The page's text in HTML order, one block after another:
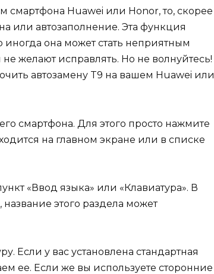
смартфона Huawei или Honor, то, скорее
или автозаполнение. Эта функция
иногда она может стать неприятным
желают исправлять. Но не волнуйтесь!
автозамену T9 на вашем Huawei или
смартфона. Для этого просто нажмите
на главном экране или в списке
«Ввод языка» или «Клавиатура». В
этого раздела может
Если у вас установлена стандартная
ее. Если же вы используете сторонние